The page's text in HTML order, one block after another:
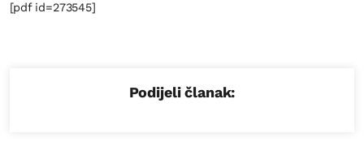
[pdf id=273545]
Podijeli članak: